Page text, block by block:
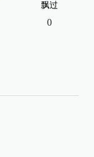
飘过
0